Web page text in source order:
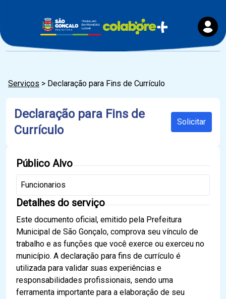
Serviços > Declaração para Fins de Currículo
Declaração para Fins de
Currículo
Solicitar
Público Alvo
Funcionarios
Detalhes do serviço
Este documento oficial, emitido pela Prefeitura
Municipal de São Gonçalo, comprova seu vínculo de
trabalho e as funções que você exerce ou exerceu no
município. A declaração para fins de currículo é
utilizada para validar suas experiências e
responsabilidades profissionais, sendo uma
ferramenta importante para a elaboração de seu